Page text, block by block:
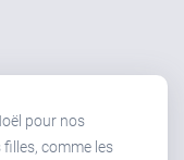
pour nos
filles, comme les